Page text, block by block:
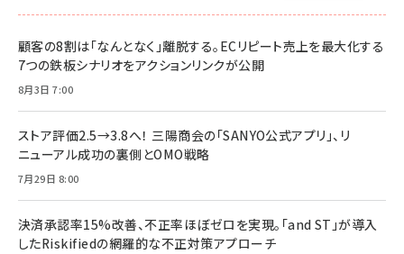
顧客の8割は「なんとなく」離脱する。ECリピート売上を最大化する
7つの鉄板シナリオをアクションリンクが公開
8月3日 7:00
ストア評価2.5→3.8へ！ 三陽商会の「SANYO公式アプリ」、リ
ニューアル成功の裏側とOMO戦略
7月29日 8:00
決済承認率15%改善、不正率ほぼゼロを実現。「and ST」が導入
したRiskifiedの網羅的な不正対策アプローチ